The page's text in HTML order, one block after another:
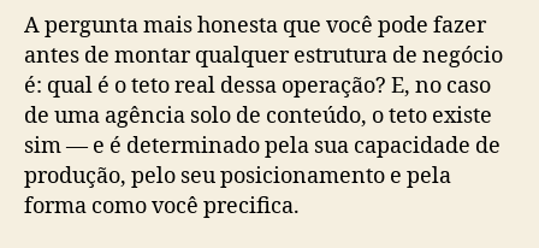
A pergunta mais honesta que você pode fazer
antes de montar qualquer estrutura de negócio
é: qual é o teto real dessa operação? E, no caso
de uma agência solo de conteúdo, o teto existe
sim — e é determinado pela sua capacidade de
produção, pelo seu posicionamento e pela
forma como você precifica.